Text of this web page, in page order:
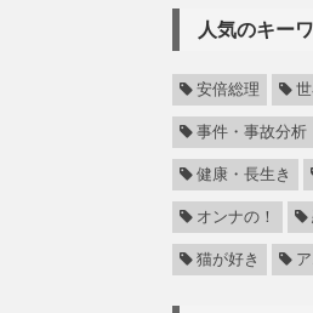
人気のキー
安倍総理
事件・事故分析
健康・長生き
オンナの！
猫が好き